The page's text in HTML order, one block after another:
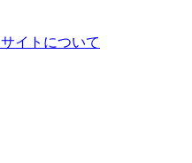
サイトについて